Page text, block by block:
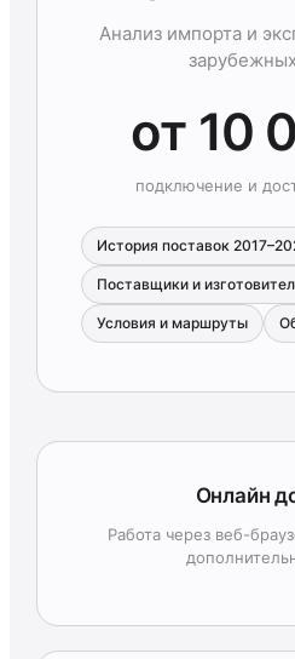
Анализ импорта и
от 10
подключение и
История поставок
Поставщики и
Условия и маршруты
Онлайн
Работа через веб-